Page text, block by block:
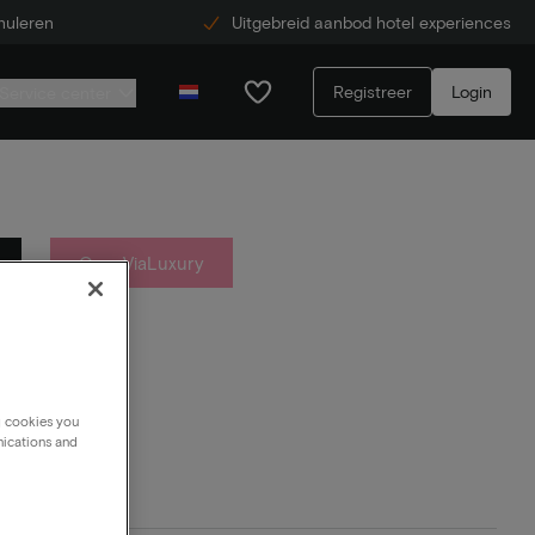
Uitgebreid aanbod hotel experiences
Registreer Login
Over ViaLuxury
cookies you
and